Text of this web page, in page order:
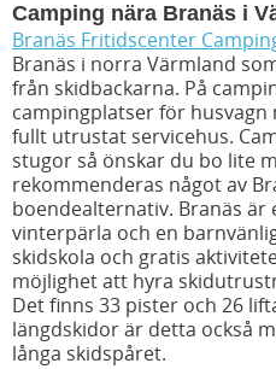
Camping nära Branäs i
Branäs Fritidscenter
Branäs i norra Värmland
från skidbackarna. På
campingplatser för
fullt utrustat servicehus.
stugor så önskar du bo lite
rekommenderas något av
boendealternativ. Branäs är
vinterpärla och en
skidskola och gratis
möjlighet att hyra
Det finns 33 pister och 26
längdskidor är detta också
långa skidspåret.